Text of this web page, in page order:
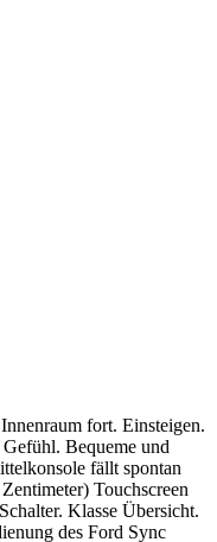
fort. Einsteigen.
Bequeme und
fällt spontan
Touchscreen
Klasse Übersicht.
des Ford Sync